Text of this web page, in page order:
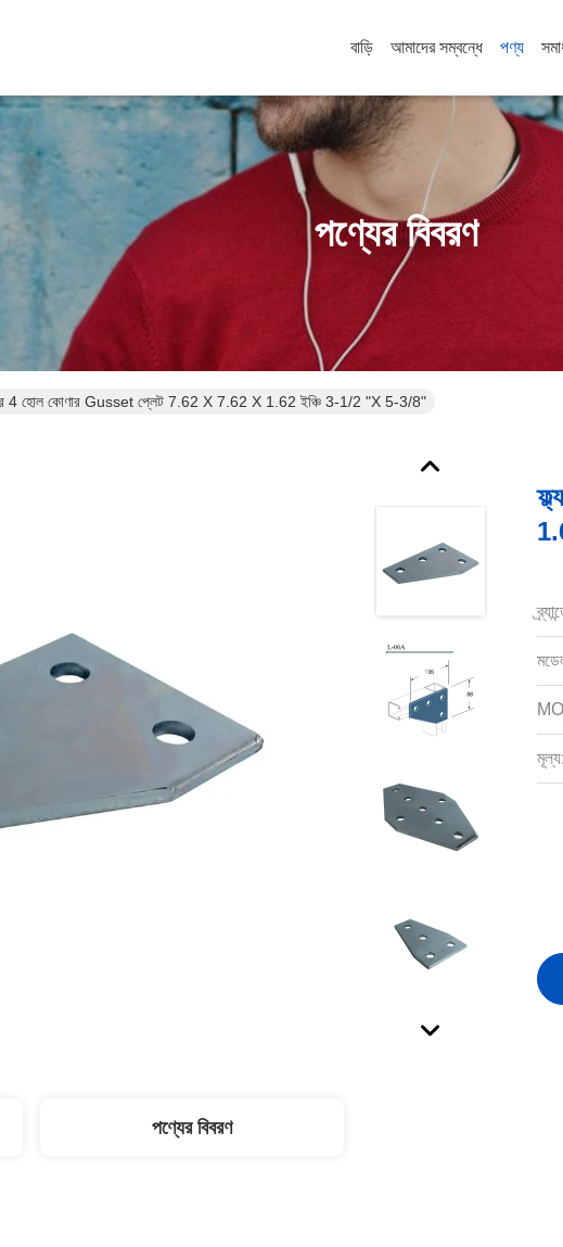
বাড়ি আমাদের সম্বন্ধে পণ্য
পণ্যের বিবরণ
4 হোল কোণার Gusset প্লেট 7.62 X 7.62 X 1.62 ইঞ্চি 3-1/2 "X 5-3/8"
মূল্য:
পণ্যের বিবরণ